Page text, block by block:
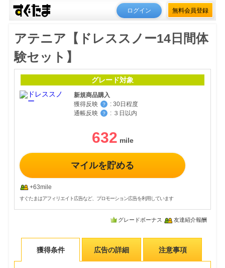
ログイン 無料会員登録
アテニア【ドレススノー14日間体
験セット】
グレード対象
新規商品購入
獲得反映
？ : 30日程度
通帳反映
？ : ３日以内
632
マイルを貯める
+63mile
すぐたまはアフィリエイト広告など、プロモーション広告を利用しています
グレードボーナス 友達紹介報酬
獲得条件 広告の詳細 注意事項